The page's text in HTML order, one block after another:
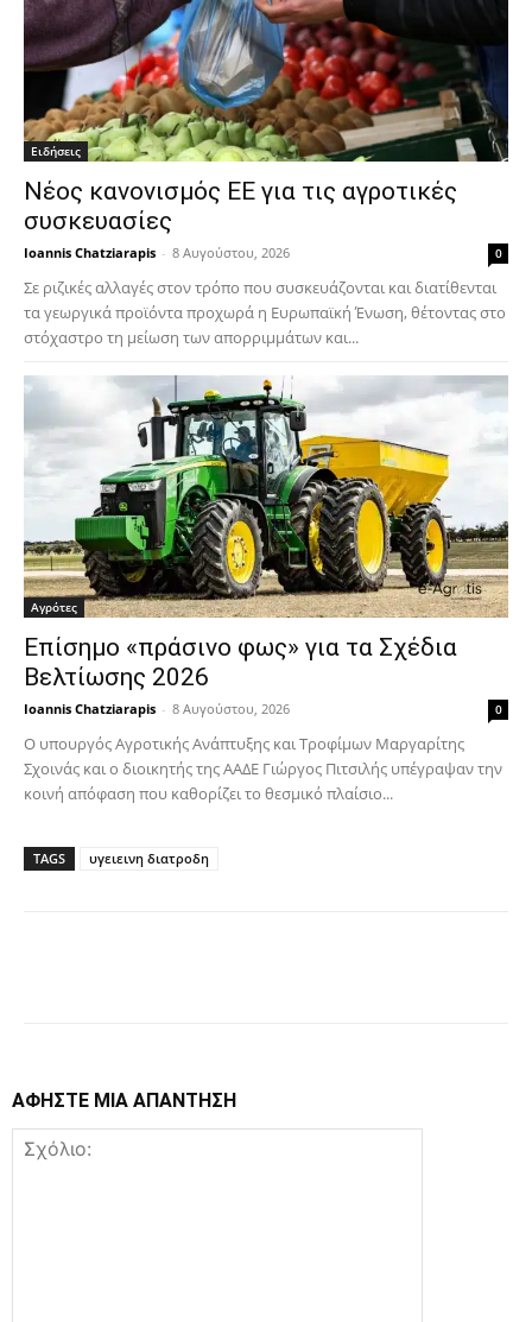
Ειδήσεις
Νέος κανονισμός ΕΕ για τις αγροτικές
συσκευασίες
Ioannis Chatziarapis - 8 Αυγούστου, 2026 0
Σε ριζικές αλλαγές στον τρόπο που συσκευάζονται και διατίθενται
τα γεωργικά προϊόντα προχωρά η Ευρωπαϊκή Ένωση, θέτοντας στο
στόχαστρο τη μείωση των απορριμμάτων και...
Αγρότες
Επίσημο «πράσινο φως» για τα Σχέδια
Βελτίωσης 2026
Ioannis Chatziarapis - 8 Αυγούστου, 2026 0
Ο υπουργός Αγροτικής Ανάπτυξης και Τροφίμων Μαργαρίτης
Σχοινάς και ο διοικητής της ΑΑΔΕ Γιώργος Πιτσιλής υπέγραψαν την
κοινή απόφαση που καθορίζει το θεσμικό πλαίσιο...
TAGS υγειεινη διατροδη
ΑΦΗΣΤΕ ΜΙΑ ΑΠΑΝΤΗΣΗ